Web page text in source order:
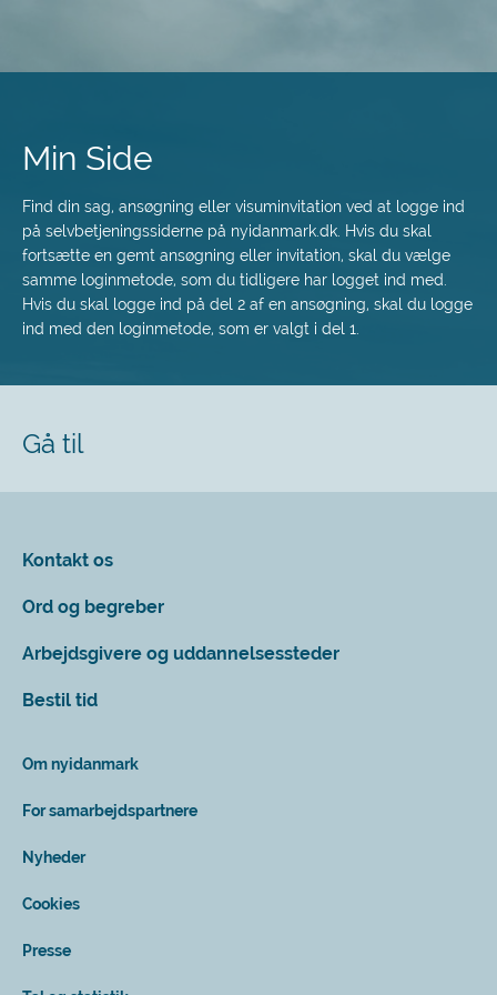
Min Side
Find din sag, ansøgning eller visuminvitation ved at logge ind
på selvbetjeningssiderne på nyidanmark.dk. Hvis du skal
fortsætte en gemt ansøgning eller invitation, skal du vælge
samme loginmetode, som du tidligere har logget ind med.
Hvis du skal logge ind på del 2 af en ansøgning, skal du logge
ind med den loginmetode, som er valgt i del 1.
Gå til
Kontakt os
Ord og begreber
Arbejdsgivere og uddannelsessteder
Bestil tid
Om nyidanmark
For samarbejdspartnere
Nyheder
Cookies
Presse